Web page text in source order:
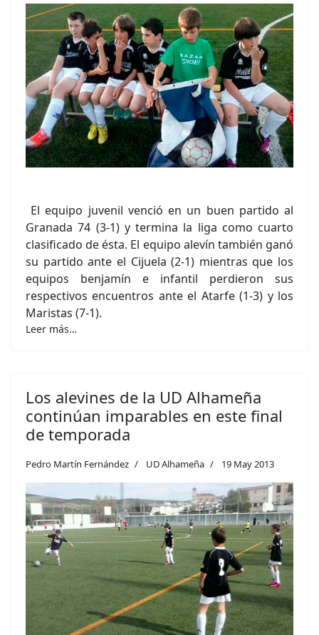
El equipo juvenil venció en un buen partido al
Granada 74 (3-1) y termina la liga como cuarto
clasificado de ésta. El equipo alevín también ganó
su partido ante el Cijuela (2-1) mientras que los
equipos benjamín e infantil perdieron sus
respectivos encuentros ante el Atarfe (1-3) y los
Maristas (7-1).
Leer más…
Los alevines de la UD Alhameña
continúan imparables en este final
de temporada
Pedro Martín Fernández UD Alhameña 19 May 2013